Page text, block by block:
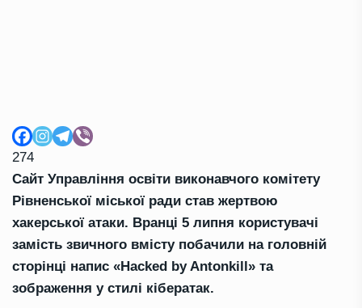
274
Сайт Управління освіти виконавчого комітету
Рівненської міської ради став жертвою
хакерської атаки. Вранці 5 липня користувачі
замість звичного вмісту побачили на головній
сторінці напис «Hacked by Antonkill» та
зображення у стилі кібератак.